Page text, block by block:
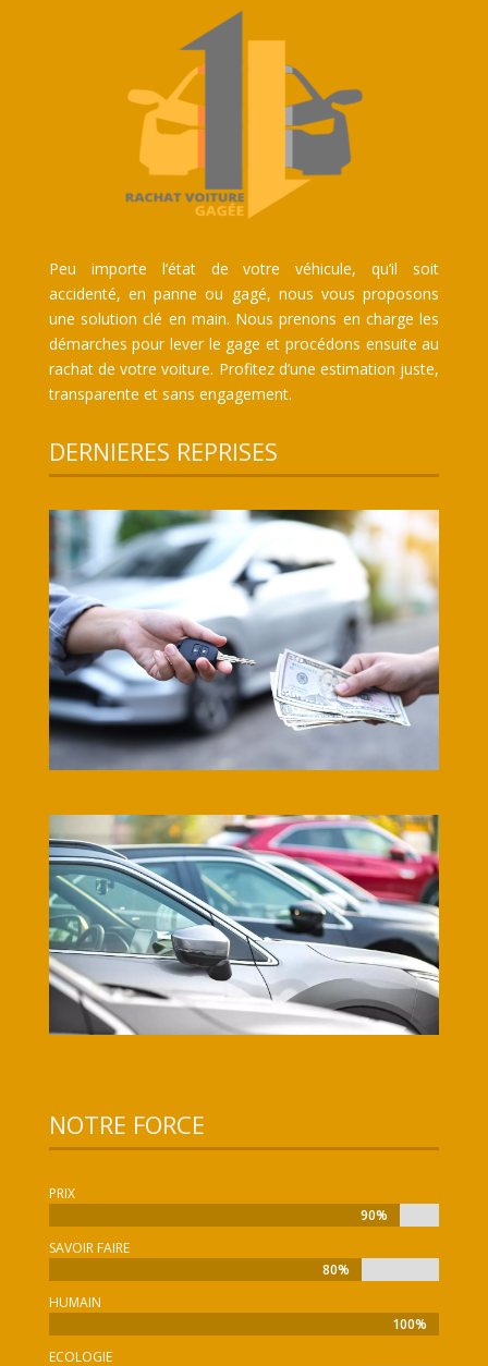
Peu importe l’état de votre véhicule, qu’il soit
accidenté, en panne ou gagé, nous vous proposons
une solution clé en main. Nous prenons en charge les
démarches pour lever le gage et procédons ensuite au
rachat de votre voiture. Profitez d’une estimation juste,
transparente et sans engagement.
DERNIERES REPRISES
NOTRE FORCE
PRIX
90%
90%
SAVOIR FAIRE
80%
80%
HUMAIN
100%
100%
ECOLOGIE